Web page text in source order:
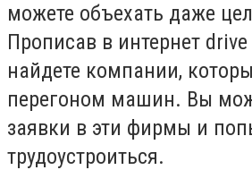
можете объехать даже
Прописав в интернет
найдете компании,
перегоном машин. Вы
заявки в эти фирмы и
трудоустроиться.